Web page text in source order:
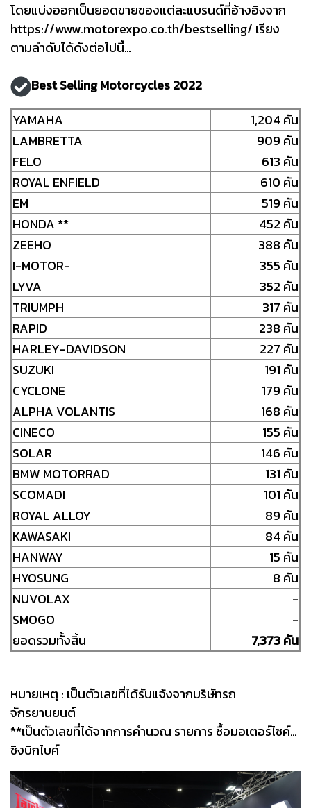
โดยแบ่งออกเป็นยอดขายของแต่ละแบรนด์ที่อ้างอิงจาก
https://www.motorexpo.co.th/bestselling/ เรียง
ตามลำดับได้ดังต่อไปนี้…
Best Selling Motorcycles 2022
YAMAHA
1,204 คัน
LAMBRETTA
909 คัน
FELO
613 คัน
ROYAL ENFIELD
610 คัน
EM
519 คัน
HONDA **
452 คัน
ZEEHO
388 คัน
I-MOTOR-
355 คัน
LYVA
352 คัน
TRIUMPH
317 คัน
RAPID
238 คัน
HARLEY-DAVIDSON
227 คัน
SUZUKI
191 คัน
CYCLONE
179 คัน
ALPHA VOLANTIS
168 คัน
CINECO
155 คัน
SOLAR
146 คัน
BMW MOTORRAD
131 คัน
SCOMADI
101 คัน
ROYAL ALLOY
89 คัน
KAWASAKI
84 คัน
HANWAY
15 คัน
HYOSUNG
8 คัน
NUVOLAX
-
SMOGO
-
ยอดรวมทั้งสิ้น
7,373 คัน
หมายเหตุ : เป็นตัวเลขที่ได้รับแจ้งจากบริษัทรถ
จักรยานยนต์
**เป็นตัวเลขที่ได้จากการคำนวณ รายการ ซื้อมอเตอร์ไซค์…
ชิงบิกไบค์